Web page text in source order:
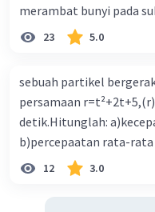
Beri Rating·0.0(
merambat bunyi pada
23 5.0
sebuah partikel
persamaan
detik.Hitunglah:
b)percepaatan rata-
12 3.0